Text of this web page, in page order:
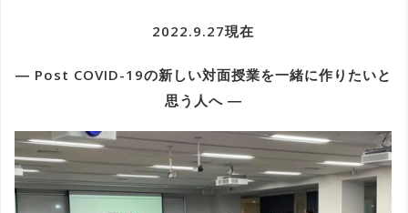
2022.9.27現在
― Post COVID-19の新しい対面授業を一緒に作りたいと
思う人へ ―